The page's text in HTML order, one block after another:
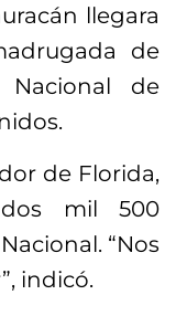
llegara
de
de
de Florida,
mil 500
“Nos
indicó.